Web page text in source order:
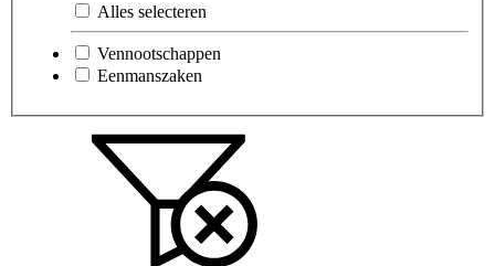
Alles selecteren
Vennootschappen
Eenmanszaken